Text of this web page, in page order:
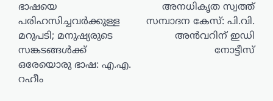
ഭാഷയെ
പരിഹസിച്ചവർക്കുള്ള
മറുപടി; മനുഷ്യരുടെ
സങ്കടങ്ങൾക്ക്
ഒരേയൊരു ഭാഷ: എ.എ.
റഹീം
അനധികൃത സ്വത്ത്
സമ്പാദന കേസ്: പി.വി.
അൻവറിന് ഇഡി
നോട്ടീസ്